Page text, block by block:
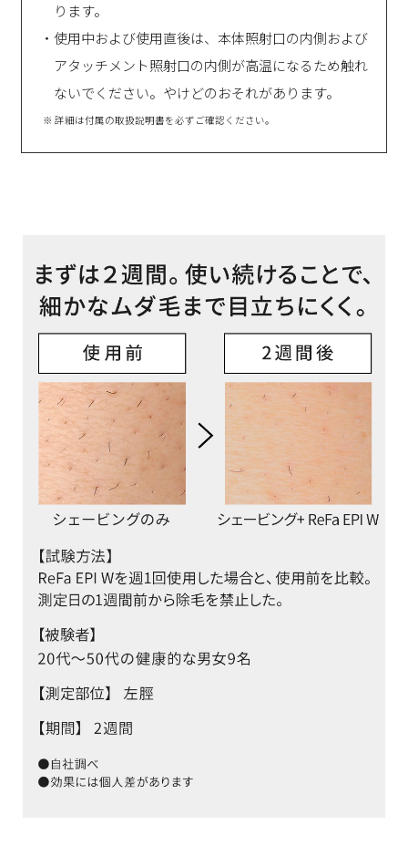
ります。
・使用中および使用直後は、本体照射口の内側および
アタッチメント照射口の内側が高温になるため触れ
ないでください。やけどのおそれがあります。
※ 詳細は付属の取扱説明書を必ずご確認ください。